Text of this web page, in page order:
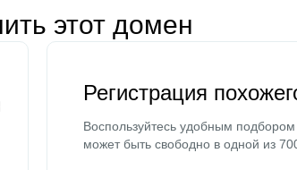
этот домен
Регистрация
Воспользуйтесь удобным
может быть свободно в одной из